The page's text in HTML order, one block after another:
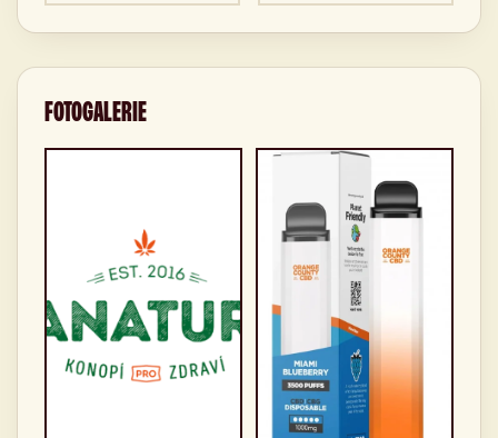
FOTOGALERIE